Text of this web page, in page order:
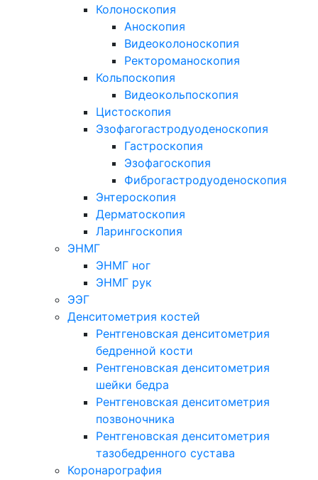
Колоноскопия
Аноскопия
Видеоколоноскопия
Ректороманоскопия
Кольпоскопия
Видеокольпоскопия
Цистоскопия
Эзофагогастродуоденоскопия
Гастроскопия
Эзофагоскопия
Фиброгастродуоденоскопия
Энтероскопия
Дерматоскопия
Ларингоскопия
ЭНМГ
ЭНМГ ног
ЭНМГ рук
ЭЭГ
Денситометрия костей
Рентгеновская денситометрия
бедренной кости
Рентгеновская денситометрия
шейки бедра
Рентгеновская денситометрия
позвоночника
Рентгеновская денситометрия
тазобедренного сустава
Коронарография